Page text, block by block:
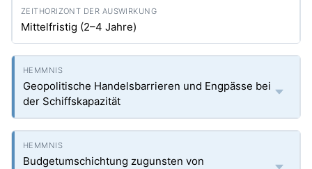
Mittelfristig (2–4 Jahre)
Geopolitische Handelsbarrieren und Engpässe bei
der Schiffskapazität
Budgetumschichtung zugunsten von